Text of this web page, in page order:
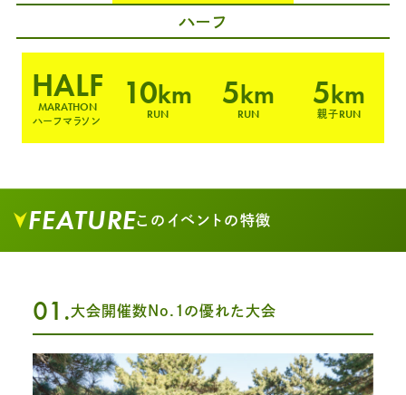
ハーフ
HALF
MARATHON
ハーフマラソン
10km
RUN
5km
RUN
5km
親子RUN
FEATUREこのイベントの特徴
01.大会開催数No.1の優れた大会